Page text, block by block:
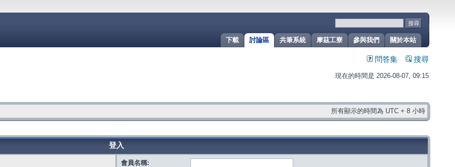
關於本站
參與我們
摩茲工寮
共筆系統
討論區
下載
問答集 搜尋
現在的時間是 2026-08-07, 09:15
所有顯示的時間為 UTC + 8 小時
登入
會員名稱: